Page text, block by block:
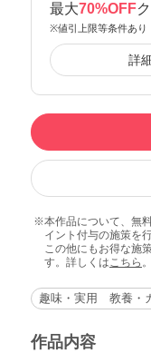
最大70%OFF
※値引上限等条件あり
詳
本作品について、無
イント付与の施策を
この他にもお得な施
す。詳しくはこちら 。
趣味・実用 教養・
作品内容